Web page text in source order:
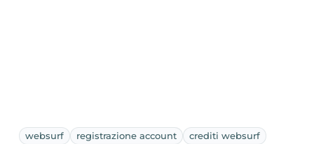
websurf registrazione account
crediti websurf